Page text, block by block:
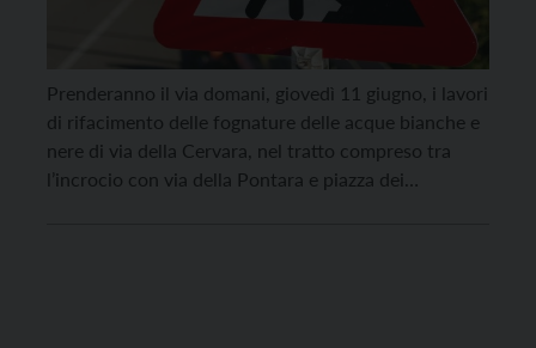
Prenderanno il via domani, giovedì 11 giugno, i lavori
di rifacimento delle fognature delle acque bianche e
nere di via della Cervara, nel tratto compreso tra
l’incrocio con via della Pontara e piazza dei